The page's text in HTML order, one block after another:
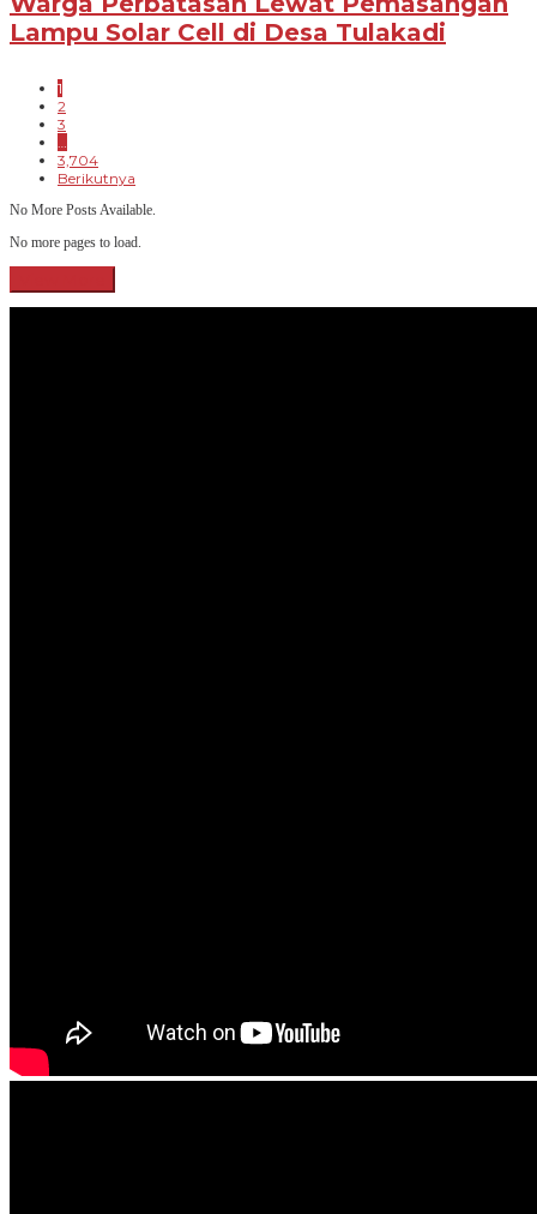
Lampu Solar Cell di Desa Tulakadi
1
2
3
3,704
Berikutnya
No More Posts Available.
No more pages to load.